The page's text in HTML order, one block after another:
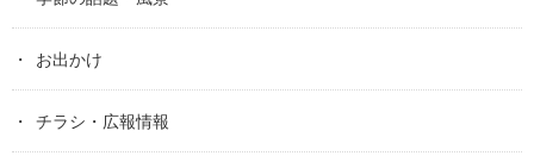
お出かけ
チラシ・広報情報